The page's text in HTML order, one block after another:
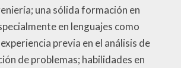
una sólida formación en
en lenguajes como
previa en el análisis de
de problemas; habilidades en